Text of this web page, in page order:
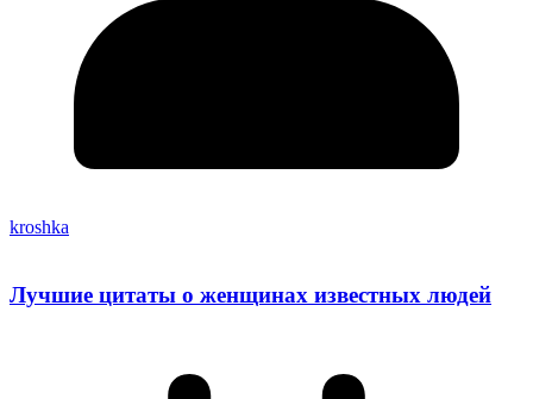
kroshka
Лучшие цитаты о женщинах известных людей